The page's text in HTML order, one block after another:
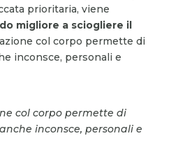
prioritaria, viene
migliore a sciogliere il
col corpo permette di
inconsce, personali e
col corpo permette di
inconsce, personali e